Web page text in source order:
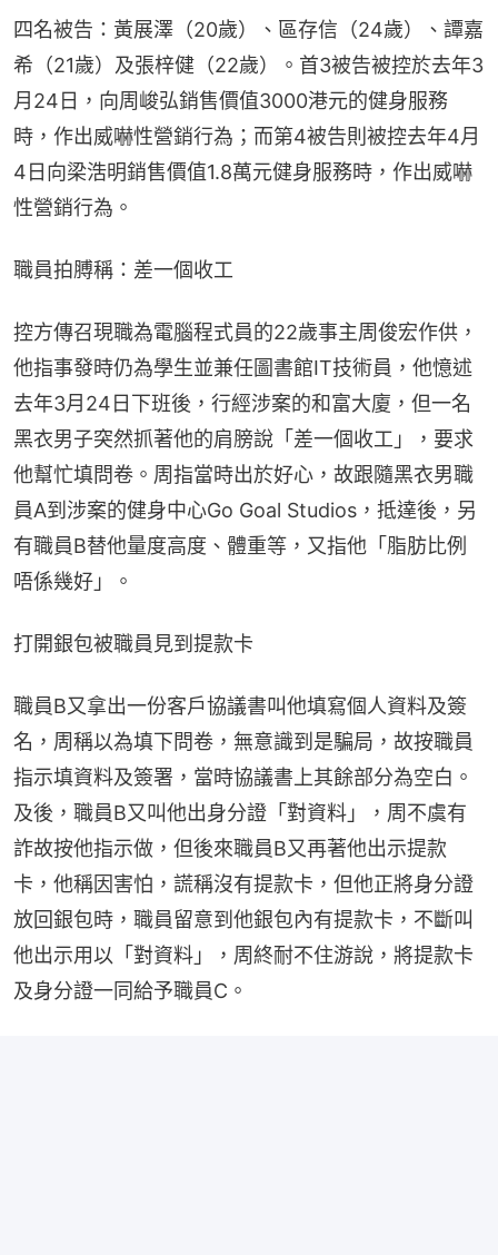
四名被告：黃展澤（20歲）、區存信（24歲）、譚嘉
希（21歲）及張梓健（22歲）。首3被告被控於去年‪3
月24日，向周峻弘銷售價值3000港元的健身服務
時，作出威嚇性營銷行為；而第4被告則被控去年4月
4日向梁浩明銷售價值1.8萬元健身服務時，作出威嚇
性營銷行為。
職員拍膊稱：差一個收工
控方傳召現職為電腦程式員的22歲事主周俊宏作供，
他指事發時仍為學生並兼任圖書館IT技術員，他憶述
去年3月24日下班後，行經涉案的和富大廈，但一名
黑衣男子突然抓著他的肩膀說「差一個收工」，要求
他幫忙填問卷。周指當時出於好心，故跟隨黑衣男職
員A到涉案的健身中心Go Goal Studios，抵達後，另
有職員B替他量度高度、體重等，又指他「脂肪比例
唔係幾好」。
打開銀包被職員見到提款卡
職員B又拿出一份客戶協議書叫他填寫個人資料及簽
名，周稱以為填下問卷，無意識到是騙局，故按職員
指示填資料及簽署，當時協議書上其餘部分為空白。
及後，職員B又叫他出身分證「對資料」，周不虞有
詐故按他指示做，但後來職員B又再著他出示提款
卡，他稱因害怕，謊稱沒有提款卡，但他正將身分證
放回銀包時，職員留意到他銀包內有提款卡，不斷叫
他出示用以「對資料」，周終耐不住游說，將提款卡
及身分證一同給予職員C。